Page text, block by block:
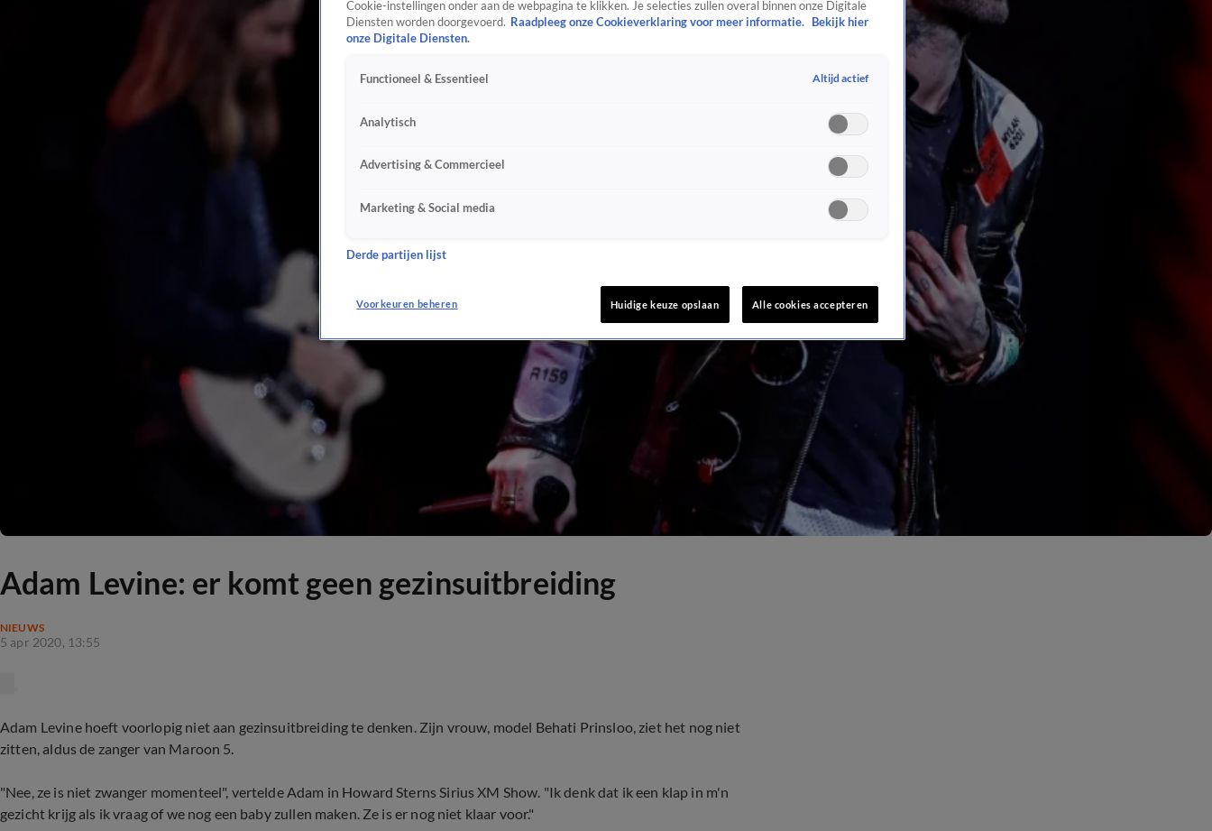
Adam Levine: er komt geen gezinsuitbreiding
NIEUWS
5 apr 2020, 13:55
Adam Levine hoeft voorlopig niet aan gezinsuitbreiding te denken. Zijn vrouw, model Behati Prinsloo, ziet het nog niet
zitten, aldus de zanger van Maroon 5.
"Nee, ze is niet zwanger momenteel", vertelde Adam in Howard Sterns Sirius XM Show. "Ik denk dat ik een klap in m'n
gezicht krijg als ik vraag of we nog een baby zullen maken. Ze is er nog niet klaar voor."
Cookie-instellingen onder aan de webpagina te klikken. Je selecties zullen overal binnen onze Digitale
Diensten worden doorgevoerd. Raadpleeg onze Cookieverklaring voor meer informatie.
Bekijk hier
onze Digitale Diensten.
Functioneel & Essentieel Altijd actief
Analytisch
Advertising & Commercieel
Marketing & Social media
Derde partijen lijst
Voorkeuren beheren Huidige keuze opslaan Alle cookies accepteren